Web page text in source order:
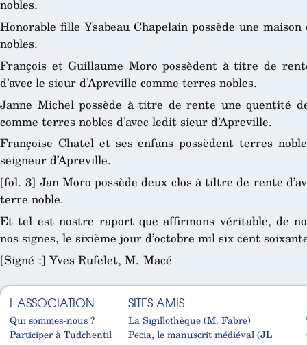
nobles.
Honorable fille Ysabeau Chapelain possède une
nobles.
François et Guillaume Moro possèdent à titre de
d’avec le sieur d’Apreville comme terres nobles.
Janne Michel possède à titre de rente une quentité
comme terres nobles d’avec ledit sieur d’Apreville.
Françoise Chatel et ses enfans possèdent terres
seigneur d’Apreville.
[fol. 3] Jan Moro possède deux clos à tiltre de rente
terre noble.
Et tel est nostre raport que affirmons véritable, de
nos signes, le sixième jour d’octobre mil six cent
[Signé :] Yves Rufelet, M. Macé
L'ASSOCIATION
Qui sommes-nous ?
Participer à Tudchentil
SITES AMIS
La Sigillothèque (M. Fabre)
Pecia, le manuscrit médiéval (JL